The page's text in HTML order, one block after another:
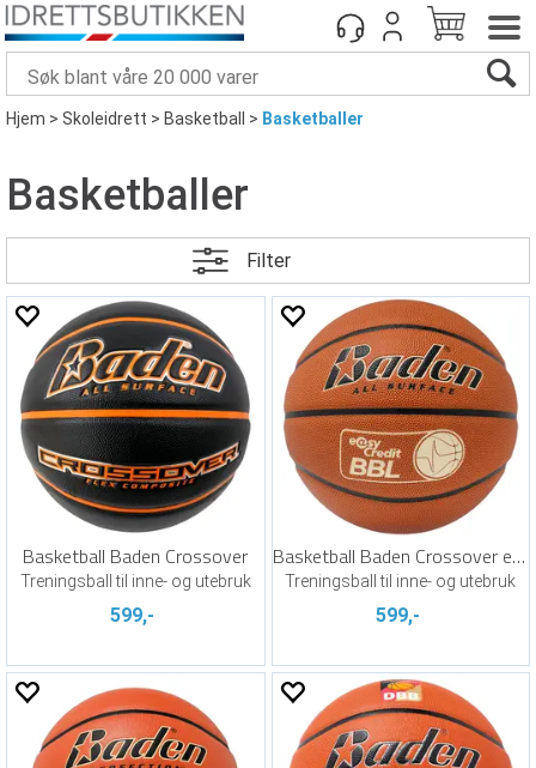
Hjem>Skoleidrett>Basketball > Basketballer
Basketballer
Filter
Basketball Baden Crossover
Treningsball til inne- og utebruk
599,-
Basketball Baden Crossover easyCredit 7
Treningsball til inne- og utebruk
599,-